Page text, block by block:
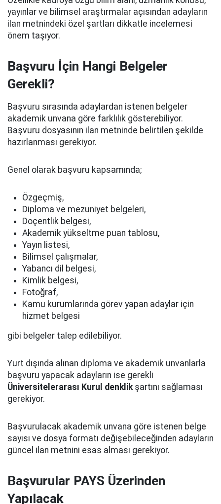
yayınlar ve bilimsel araştırmalar açısından adayların
ilan metnindeki özel şartları dikkatle incelemesi
önem taşıyor.
Başvuru İçin Hangi Belgeler
Gerekli?
Başvuru sırasında adaylardan istenen belgeler
akademik unvana göre farklılık gösterebiliyor.
Başvuru dosyasının ilan metninde belirtilen şekilde
hazırlanması gerekiyor.
Genel olarak başvuru kapsamında;
Özgeçmiş,
Diploma ve mezuniyet belgeleri,
Doçentlik belgesi,
Akademik yükseltme puan tablosu,
Yayın listesi,
Bilimsel çalışmalar,
Yabancı dil belgesi,
Kimlik belgesi,
Fotoğraf,
Kamu kurumlarında görev yapan adaylar için
hizmet belgesi
gibi belgeler talep edilebiliyor.
Yurt dışında alınan diploma ve akademik unvanlarla
başvuru yapacak adayların ise gerekli
Üniversitelerarası Kurul denklikşartını sağlaması
gerekiyor.
Başvurulacak akademik unvana göre istenen belge
sayısı ve dosya formatı değişebileceğinden adayların
güncel ilan metnini esas alması gerekiyor.
Başvurular PAYS Üzerinden
Yapılacak